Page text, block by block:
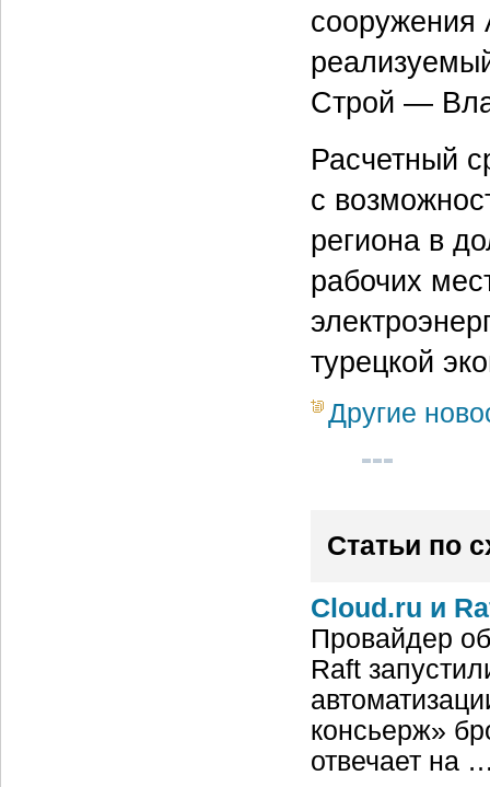
Строй —
Расчетный
с
региона в
рабочих
турецкой
Другие
Статьи по
Cloud.ru и
Провайдер
Raft
консьерж»
отвечает на